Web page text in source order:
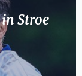
Stroe